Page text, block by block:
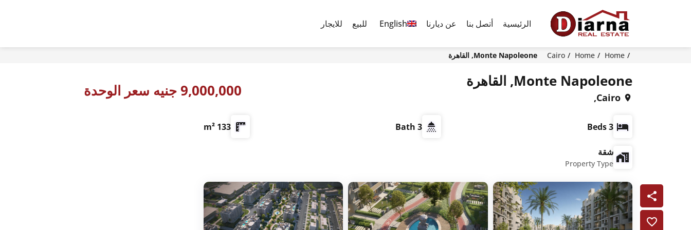
الرئيسية أتصل بنا عن ديارنا English للبيع للايجار
Home
Home
Cairo Monte Napoleone, القاهرة
Monte Napoleone, القاهرة
Cairo, 9,000,000 جنيه سعر الوحدة
3 Beds
3 Bath
133 m²
شقة
Property Type